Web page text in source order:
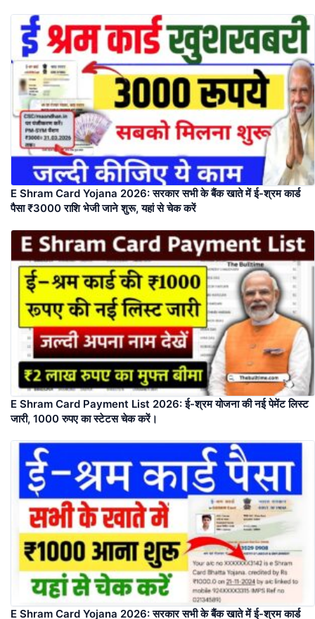
E Shram Card Yojana 2026: सरकार सभी के बैंक खाते में ई-श्रम कार्ड
पैसा ₹3000 राशि भेजी जाने शुरू, यहां से चेक करें
E Shram Card Payment List 2026: ई-श्रम योजना की नई पेमेंट लिस्ट
जारी, 1000 रुपए का स्टेटस चेक करें।
E Shram Card Yojana 2026: सरकार सभी के बैंक खाते में ई-श्रम कार्ड